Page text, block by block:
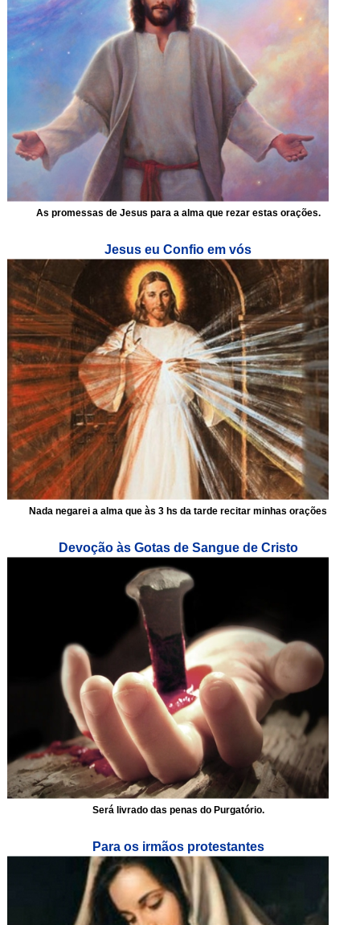
As promessas de Jesus para a alma que rezar estas orações.
Jesus eu Confio em vós
Nada negarei a alma que às 3 hs da tarde recitar minhas orações
Devoção às Gotas de Sangue de Cristo
Será livrado das penas do Purgatório.
Para os irmãos protestantes